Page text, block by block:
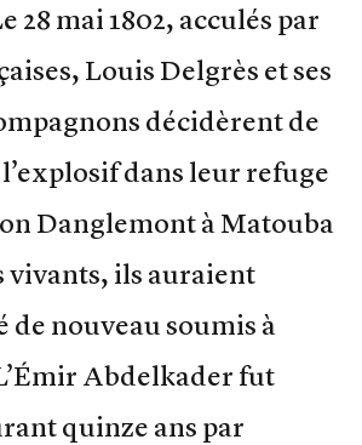
28 mai 1802, acculés par
Louis Delgrès et ses
décidèrent de
dans leur refuge
Danglemont à Matouba
vivants, ils auraient
de nouveau soumis à
Abdelkader fut
quinze ans par